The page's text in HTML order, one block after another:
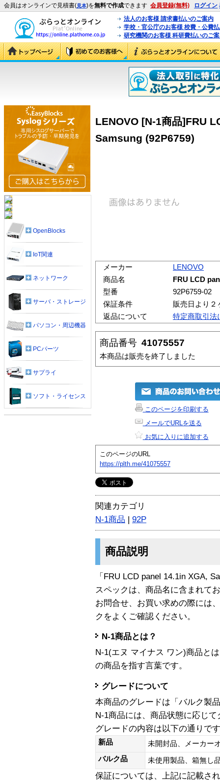
会員はオンラインで見積書(見本)を無料で作成できます 会員登録(無料) ログイン
法人のお客様 請求書払いのご案内
学校・官公庁のお客様 校費・公費
研究機関のお客様 科研費払いのご
LENOVO [N-1商品]FRU
Samsung (92P6759)
メーカー
LENOVO
商品名
FRU LCD
型番
92P6759-02
保証条件
販売日より２
返品について
特定商取引法
商品番号 41075557
本商品は販売を終了しました
このページを印刷する
メールでURLを送る
お気に入りに追加する
このページのURL
https://plth.me/41075557
関連カテゴリ
N-1商品 | 92P
商品説明
「FRU LCD panel 14.1in XGA,
スペックは、商品名に含まれて
お問合せ、お買い求めの際には
クをよくご確認ください。
N-1商品とは？
N-1(エヌ マイナス ワン)商品と
の商品を指す言葉です。
グレードについて
本商品のグレードは「バルク製
N-1商品には、商品状態に応じ
グレードの内容は以下の通りで
新品
未開封品、メーカー
バルク品
未使用製品、箱無
保証については、上記に記載さ
OpenBlocks
IoT関連
ネットワーク
サーバ・ストレージ
パソコン・周辺機器
PCパーツ
サプライ
ソフト・ライセンス